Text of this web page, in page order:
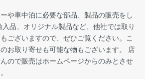
や車中泊に必要な部品、製品の販売をし
品、オリジナル製品など、他社では取り
ございますので、ぜひご覧ください。こ
お取り寄せも可能な物もございます。 店
ので販売はホームページからのみとさせ